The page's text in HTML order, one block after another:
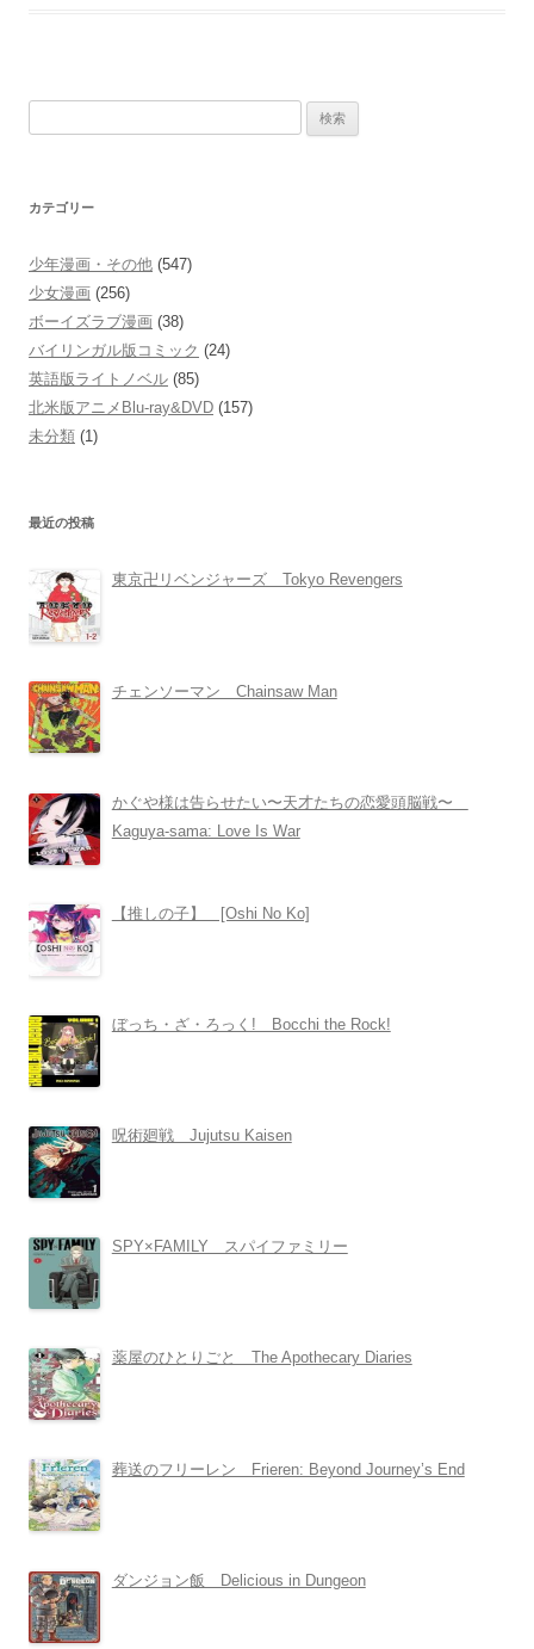
カテゴリー
少年漫画・その他 (547)
少女漫画 (256)
ボーイズラブ漫画 (38)
バイリンガル版コミック (24)
英語版ライトノベル (85)
北米版アニメBlu-ray&DVD (157)
未分類 (1)
最近の投稿
東京卍リベンジャーズ Tokyo Revengers
チェンソーマン Chainsaw Man
かぐや様は告らせたい〜天才たちの恋愛頭脳戦〜
Kaguya-sama: Love Is War
【推しの子】 [Oshi No Ko]
ぼっち・ざ・ろっく! Bocchi the Rock!
呪術廻戦 Jujutsu Kaisen
SPY×FAMILY スパイファミリー
薬屋のひとりごと The Apothecary Diaries
葬送のフリーレン Frieren: Beyond Journey’s End
ダンジョン飯 Delicious in Dungeon